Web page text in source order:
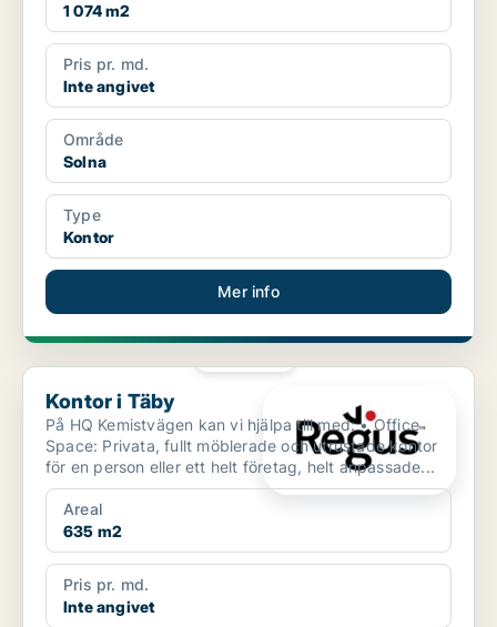
1 074 m2
Pris pr. md.
Inte angivet
Område
Solna
Type
Kontor
Mer info
Kontor i Täby
Kontor i Täby
På HQ Kemistvägen kan vi hjälpa till med: • Office
Space: Privata, fullt möblerade och utrustade kontor
för en person eller ett helt företag, helt anpassade...
Areal
635 m2
Pris pr. md.
Inte angivet